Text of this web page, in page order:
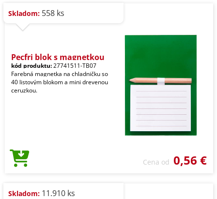
Skladom: 558 ks
Pecfri blok s magnetkou
kód produktu:27741511-TB07
Farebná magnetka na chladničku so
40 listovým blokom a mini drevenou
ceruzkou.
Cena od 0,56 €
Skladom: 11.910 ks